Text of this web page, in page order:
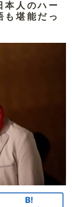
本人のハー
も堪能だっ